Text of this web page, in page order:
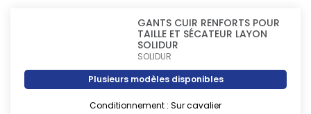
GANTS CUIR RENFORTS POUR
TAILLE ET SÉCATEUR LAYON
SOLIDUR
SOLIDUR
Plusieurs modèles disponibles
Conditionnement : Sur cavalier